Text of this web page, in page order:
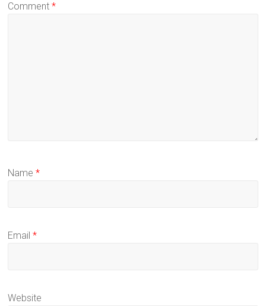
Comment*
Name*
Email*
Website